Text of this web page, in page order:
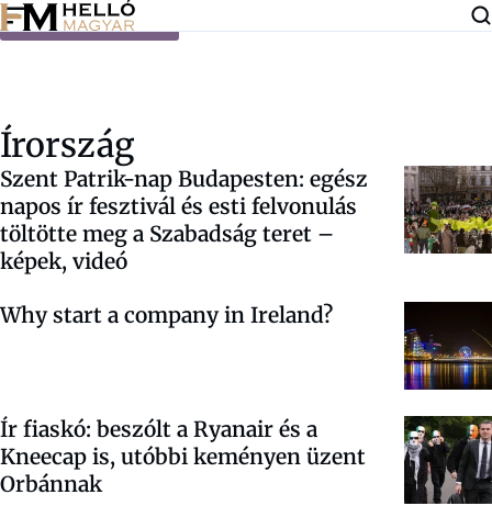
Ugrás a tartalomra
Írország
Szent Patrik-nap Budapesten: egész
napos ír fesztivál és esti felvonulás
töltötte meg a Szabadság teret –
képek, videó
Why start a company in Ireland?
Ír fiaskó: beszólt a Ryanair és a
Kneecap is, utóbbi keményen üzent
Orbánnak